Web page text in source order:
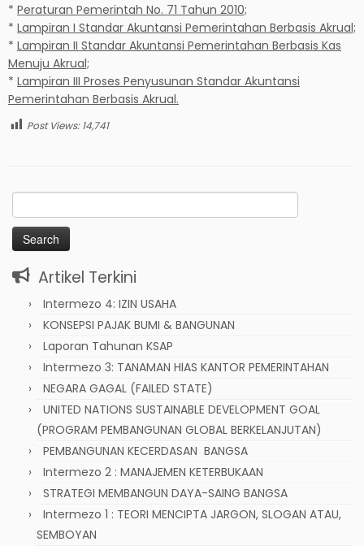
* Peraturan Pemerintah No. 71 Tahun 2010;
* Lampiran I Standar Akuntansi Pemerintahan Berbasis Akrual;
* Lampiran II Standar Akuntansi Pemerintahan Berbasis Kas
Menuju Akrual;
* Lampiran III Proses Penyusunan Standar Akuntansi
Pemerintahan Berbasis Akrual.
Post Views: 14,741
Search
for:
Artikel Terkini
Intermezo 4: IZIN USAHA
KONSEPSI PAJAK BUMI & BANGUNAN
Laporan Tahunan KSAP
Intermezo 3: TANAMAN HIAS KANTOR PEMERINTAHAN
NEGARA GAGAL (FAILED STATE)
UNITED NATIONS SUSTAINABLE DEVELOPMENT GOAL
(PROGRAM PEMBANGUNAN GLOBAL BERKELANJUTAN)
PEMBANGUNAN KECERDASAN BANGSA
Intermezo 2 : MANAJEMEN KETERBUKAAN
STRATEGI MEMBANGUN DAYA-SAING BANGSA
Intermezo 1 : TEORI MENCIPTA JARGON, SLOGAN ATAU,
SEMBOYAN